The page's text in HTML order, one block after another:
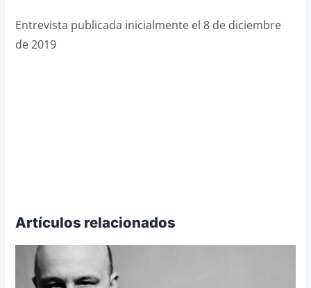
Entrevista publicada inicialmente el 8 de diciembre
de 2019
Artículos relacionados